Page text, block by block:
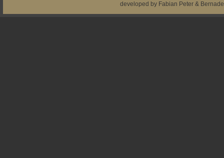
developed by Fabian Peter &